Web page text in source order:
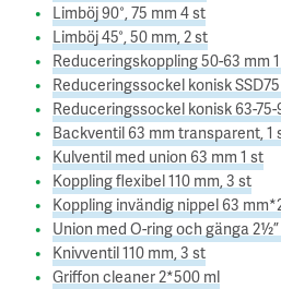
Limböj 90°, 75 mm 4 st
Limböj 45°, 50 mm, 2 st
Reduceringskoppling 50-63 mm
Reduceringssockel konisk
Reduceringssockel konisk 63-75-
Backventil 63 mm transparent, 1
Kulventil med union 63 mm 1 st
Koppling flexibel 110 mm, 3 st
Koppling invändig nippel 63
Union med O-ring och gänga
Knivventil 110 mm, 3 st
Griffon cleaner 2*500 ml